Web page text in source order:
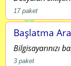
17paket
Başlatma
Bilgisayarınızı
3 paket